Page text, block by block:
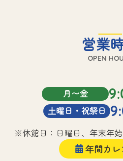
営業
OPEN
月〜金
土曜日・祝祭日
※休館日：日曜日、年末年
年間カレ